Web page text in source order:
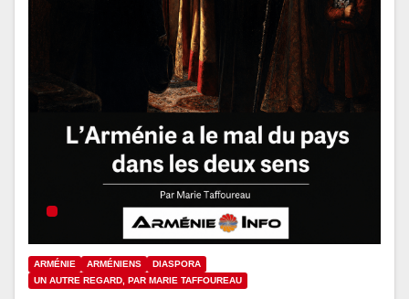
ARMÉNIE ARMÉNIENS
DIASPORA
UN AUTRE REGARD, PAR MARIE TAFFOUREAU